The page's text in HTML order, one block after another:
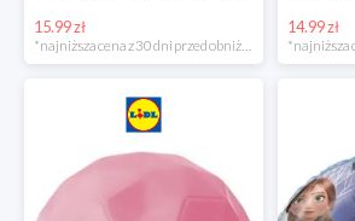
15.99 zł 14.99 zł